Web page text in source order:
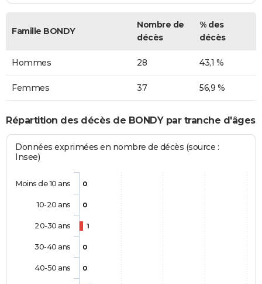
Famille BONDY
Nombre de
décès
% des
décès
Hommes 28 43,1 %
Femmes 37 56,9 %
Répartition des décès de BONDY par tranche d'âges
Données exprimées en nombre de décès (source :
Insee)
0
0
1
0
0
Moins de 10 ans
10-20 ans
20-30 ans
30-40 ans
40-50 ans